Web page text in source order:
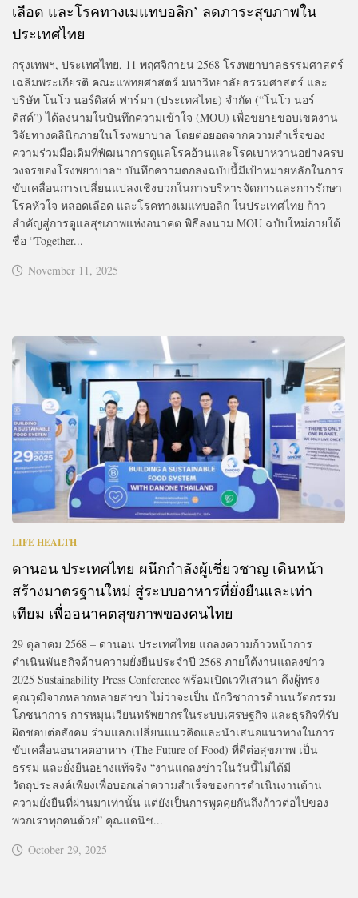
เลือด และโรคทางเมแทบอลิก’ ลดภาระสุขภาพใน
ประเทศไทย
กรุงเทพฯ, ประเทศไทย, 11 พฤศจิกายน 2568 โรงพยาบาลธรรมศาสตร์
เฉลิมพระเกียรติ คณะแพทยศาสตร์ มหาวิทยาลัยธรรมศาสตร์ และ
บริษัท โนโว นอร์ดิสค์ ฟาร์มา (ประเทศไทย) จำกัด (“โนโว นอร์
ดิสค์”) ได้ลงนามในบันทึกความเข้าใจ (MOU) เพื่อขยายขอบเขตงาน
วิจัยทางคลินิกภายในโรงพยาบาล โดยต่อยอดจากความสำเร็จของ
ความร่วมมือเดิมที่พัฒนาการดูแลโรคอ้วนและโรคเบาหวานอย่างครบ
วงจรของโรงพยาบาลฯ บันทึกความตกลงฉบับนี้มีเป้าหมายหลักในการ
ขับเคลื่อนการเปลี่ยนแปลงเชิงบวกในการบริหารจัดการและการรักษา
โรคหัวใจ หลอดเลือด และโรคทางเมแทบอลิก ในประเทศไทย ก้าว
สำคัญสู่การดูแลสุขภาพแห่งอนาคต พิธีลงนาม MOU ฉบับใหม่ภายใต้
ชื่อ “Together...
November 11, 2025
LIFE HEALTH
ดานอน ประเทศไทย ผนึกกำลังผู้เชี่ยวชาญ เดินหน้า
สร้างมาตรฐานใหม่ สู่ระบบอาหารที่ยั่งยืนและเท่า
เทียม เพื่ออนาคตสุขภาพของคนไทย
29 ตุลาคม 2568 – ดานอน ประเทศไทย แถลงความก้าวหน้าการ
ดำเนินพันธกิจด้านความยั่งยืนประจำปี 2568 ภายใต้งานแถลงข่าว
2025 Sustainability Press Conference พร้อมเปิดเวทีเสวนา ดึงผู้ทรง
คุณวุฒิจากหลากหลายสาขา ไม่ว่าจะเป็น นักวิชาการด้านนวัตกรรม
โภชนาการ การหมุนเวียนทรัพยากรในระบบเศรษฐกิจ และธุรกิจที่รับ
ผิดชอบต่อสังคม ร่วมแลกเปลี่ยนแนวคิดและนำเสนอแนวทางในการ
ขับเคลื่อนอนาคตอาหาร (The Future of Food) ที่ดีต่อสุขภาพ เป็น
ธรรม และยั่งยืนอย่างแท้จริง “งานแถลงข่าวในวันนี้ไม่ได้มี
วัตถุประสงค์เพียงเพื่อบอกเล่าความสำเร็จของการดำเนินงานด้าน
ความยั่งยืนที่ผ่านมาเท่านั้น แต่ยังเป็นการพูดคุยกันถึงก้าวต่อไปของ
พวกเราทุกคนด้วย” คุณแดนิช...
October 29, 2025